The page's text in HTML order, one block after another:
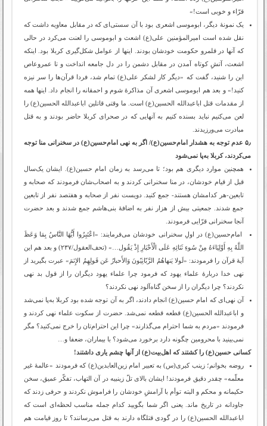
قرّاء و خوبی است!»
یک نمونۀ دیگر، ابوموسی اشعری بود با آن سستی‌ای که در مقابل معاویه داشت که
نقل شده است امیرالمؤمنین علی(ع) اشعث و ابوموسی را لعنت می‌کرد در حالی
که آنها در قلمرو حکومت خودشان بودند. اینها از عوامل شکل‌گیری کربلا بود. اینکه
اشعث، آتشِ کوتاه آمدن در مقابل دشمن را در دل جامعه انداخت و تا عمروعاص
این را شنید، گفت که «دیگر کار لشکر علی(ع) تمام شد، فردا قرآن‌ها را سر نیزه
کنید!» و بعد هم ابوموسی اشعری آن مذاکرۀ شوم و احمقانه را انجام داد. اینها همه
از مقدمات قتل اباعبدالله الحسین(ع) است. ما وقتی قاتلین اباعبدالله الحسین(ع) را
لعن می‌کنیم نباید بسنده کنیم به آنهایی که در صحرای کربلا حاضر بودند و به قتل
مبادرت می‌ورزیدند.
۵٫ عدم توجه به هشدار امام‌حسین(ع)/ اگر به نهی امام‌حسین(ع) در سخنرانی منا توجه
می‌کردند، کربلا به‌پا نمی‌شود
همچنین موارد دیگری هم بود؛ تا می‌رسد به زمان امام حسین(ع). ایشان یک‌سال
قبل از قیام خودشان، در منا سخنرانی کردند و به اصحاب‌شان فرمودند که صحابه و
تابعین-هر کدامشان هستند- جمع کنید. دویست نفر از صحابه و هفتصد نفر از تابعین
جمع شدند. جمعیتی بیش از هزار نفر به اضافۀ بنی‌هاشم جمع شدند و بعد حضرت
آنجا سخنرانی قرّایی فرمودند.
امام‌حسین(ع) در اولِ سخنرانی خودشان می‌فرمایند: «اعْتَبِرُوا أَیُّهَا النَّاسُ بِمَا وَعَظَ
اللَّهُ بِهِ أَوْلِیَاءَهُ مِنْ سُوءِ ثَنَائِهِ عَلَى الْأَحْبَارِ إِذْ یَقُول‏…» (تحف‌العقول/۲۳۷) و بعد هم این
آیۀ قرآن را فرمودند: «لَولا یَنهاهُمُ الرَّبّانِیّونَ وَالأَحبارُ عَن قَولِهِمُ الإِثمَ» عبرت بگیرید از
نهی خدا دربارۀ علماء یهود که فرمود چرا علماء یهود دیگران را از قول بد نهی
نکردند؟ چرا دیگران را از سخن گناه‌آلود نهی نکردند؟
آن نهی‌ای که امام حسین(ع) انجام دادند، اگر به آن توجه شده بود کربلا به‌پا نمی‌شد
و اباعبدالله الحسین(ع) قطعه قطعه نمی‌شد. حضرت از سکوت علماء نهی کردند و
فرمودند «مردم به شما احترام می‌گذارند» چرا این احترام‌تان را خرج نمی‌کنید؟ مگر
نمی‌بینید با محرومین چگونه دارد برخورد می‌شود؟ با بیماران، ضعفا و…
کسانی حسین(ع) را کشتند که اهل‌بیت(ع) از آنها چشم یاری داشتند!
روضه بخوانم؛ زینب کبری(س) به تعبیر امام زین‌العابدین(ع) که فرمودند «عالمۀ غیر
معلّمه» چقدر دقیق فرمودند! ایشان بالای تلّ زینبیه در آن التهاب، تفکّر عمیق، سخن
حکیمانه و محکم و البته توأم با آرامشِ خودشان را فراموش نکردند و حرفی زدند که
جاودانه در تاریخ ماند. یعنی اگر شما بگویید کدام جمله مناسب لحظه‌ای است که
اباعبدالله الحسین(ع) را در گودی قتلگاه دارند به قتل می‌رسانند؟ تا روز قیامت هم